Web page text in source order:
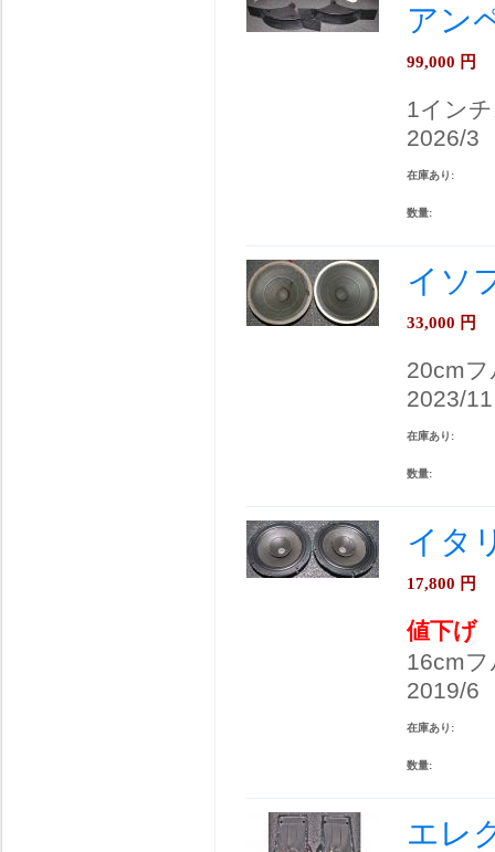
アン
99,000 円
1イン
2026/3
在庫あり:
数量:
イソ
33,000 円
20cm
2023/11
在庫あり:
数量:
イタ
17,800 円
値下げ
16cm
2019/6
在庫あり:
数量:
エレ